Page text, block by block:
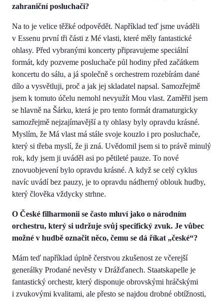
zahraniční posluchači?
Na to je velice těžké odpovědět. Například teď jsme uváděli
v Essenu první tři části z Mé vlasti, které měly fantastické
ohlasy. Před vybranými koncerty připravujeme speciální
formát, kdy pozveme posluchače půl hodiny před začátkem
koncertu do sálu, a já společně s orchestrem rozebírám dané
dílo a vysvětluji, proč a jak jej skladatel napsal. Samozřejmě
jsem k tomuto účelu nemohl nevyužít Mou vlast. Zaměřil jsem
se hlavně na Šárku, která je pro tento formát dramaturgicky
samozřejmě nejzajímavější a ty ohlasy byly opravdu krásné.
Myslím, že Má vlast má stále svoje kouzlo i pro posluchače,
který si třeba myslí, že ji zná. Uvědomil jsem si to právě minulý
rok, kdy jsem ji uváděl asi po pětileté pauze. To nové
znovuobjevení bylo opravdu krásné. A když se celý cyklus
navíc uvádí bez pauzy, je to opravdu nádherný oblouk hudby,
který člověka vždycky strhne.
O České filharmonii se často mluví jako o národním
orchestru, který si udržuje svůj specifický zvuk. Je vůbec
možné v hudbě označit něco, čemu se dá říkat „české“?
Mám teď například úplně čerstvou zkušenost ze včerejší
generálky Prodané nevěsty v Drážďanech. Staatskapelle je
fantastický orchestr, který disponuje obrovskými hráčskými
i zvukovými kvalitami, ale přesto se najdou drobné obtížnosti,